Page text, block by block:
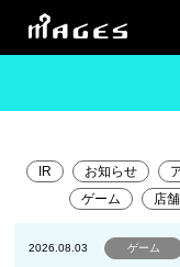
IR お知らせ
ゲーム
店舗
2026.08.03 ゲーム